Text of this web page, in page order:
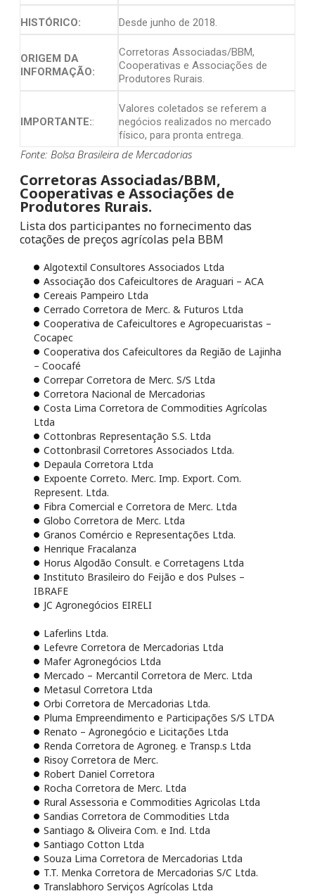
HISTÓRICO: Desde junho de 2018.
ORIGEM DA
INFORMAÇÃO:
Corretoras Associadas/BBM,
Cooperativas e Associações de
Produtores Rurais.
IMPORTANTE::
Valores coletados se referem a
negócios realizados no mercado
físico, para pronta entrega.
Fonte: Bolsa Brasileira de Mercadorias
Corretoras Associadas/BBM,
Cooperativas e Associações de
Produtores Rurais.
Lista dos participantes no fornecimento das
cotações de preços agrícolas pela BBM
Algotextil Consultores Associados Ltda
Associação dos Cafeicultores de Araguari – ACA
Cereais Pampeiro Ltda
Cerrado Corretora de Merc. & Futuros Ltda
Cooperativa de Cafeicultores e Agropecuaristas –
Cocapec
Cooperativa dos Cafeicultores da Região de Lajinha
– Coocafé
Correpar Corretora de Merc. S/S Ltda
Corretora Nacional de Mercadorias
Costa Lima Corretora de Commodities Agrícolas
Ltda
Cottonbras Representação S.S. Ltda
Cottonbrasil Corretores Associados Ltda.
Depaula Corretora Ltda
Expoente Correto. Merc. Imp. Export. Com.
Represent. Ltda.
Fibra Comercial e Corretora de Merc. Ltda
Globo Corretora de Merc. Ltda
Granos Comércio e Representações Ltda.
Henrique Fracalanza
Horus Algodão Consult. e Corretagens Ltda
Instituto Brasileiro do Feijão e dos Pulses –
IBRAFE
JC Agronegócios EIRELI
Laferlins Ltda.
Lefevre Corretora de Mercadorias Ltda
Mafer Agronegócios Ltda
Mercado – Mercantil Corretora de Merc. Ltda
Metasul Corretora Ltda
Orbi Corretora de Mercadorias Ltda.
Pluma Empreendimento e Participações S/S LTDA
Renato – Agronegócio e Licitações Ltda
Renda Corretora de Agroneg. e Transp.s Ltda
Risoy Corretora de Merc.
Robert Daniel Corretora
Rocha Corretora de Merc. Ltda
Rural Assessoria e Commodities Agricolas Ltda
Sandias Corretora de Commodities Ltda
Santiago & Oliveira Com. e Ind. Ltda
Santiago Cotton Ltda
Souza Lima Corretora de Mercadorias Ltda
T.T. Menka Corretora de Mercadorias S/C Ltda.
Translabhoro Serviços Agrícolas Ltda